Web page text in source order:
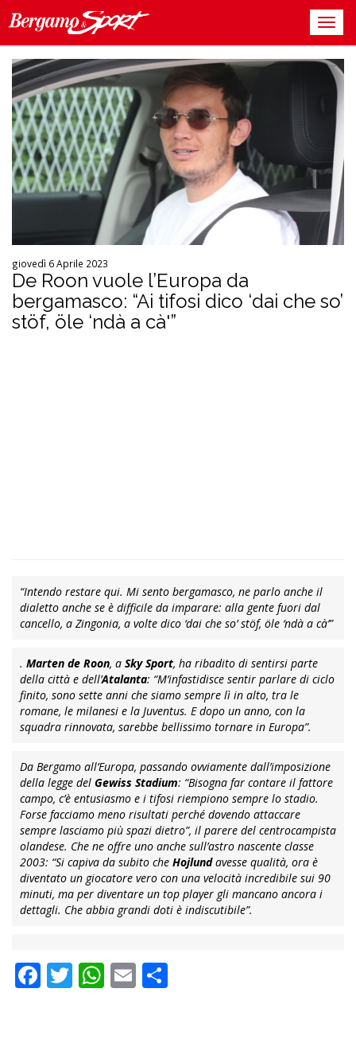
giovedì 6 Aprile 2023
De Roon vuole l’Europa da
bergamasco: “Ai tifosi dico ‘dai che so’
stöf, öle ‘ndà a cà'”
“Intendo restare qui. Mi sento bergamasco, ne parlo anche il
dialetto anche se è difficile da imparare: alla gente fuori dal
cancello, a Zingonia, a volte dico ‘dai che so’ stöf, öle ‘ndà a cà’”
. Marten de Roon, a Sky Sport, ha ribadito di sentirsi parte
della città e dell’Atalanta: “M’infastidisce sentir parlare di ciclo
finito, sono sette anni che siamo sempre lì in alto, tra le
romane, le milanesi e la Juventus. E dopo un anno, con la
squadra rinnovata, sarebbe bellissimo tornare in Europa”.
Da Bergamo all’Europa, passando ovviamente dall’imposizione
della legge del Gewiss Stadium: “Bisogna far contare il fattore
campo, c’è entusiasmo e i tifosi riempiono sempre lo stadio.
Forse facciamo meno risultati perché dovendo attaccare
sempre lasciamo più spazi dietro”, il parere del centrocampista
olandese. Che ne offre uno anche sull’astro nascente classe
2003: “Si capiva da subito che Hojlundavesse qualità, ora è
diventato un giocatore vero con una velocità incredibile sui 90
minuti, ma per diventare un top player gli mancano ancora i
dettagli. Che abbia grandi doti è indiscutibile”.
Facebook
Twitter
WhatsApp
Email